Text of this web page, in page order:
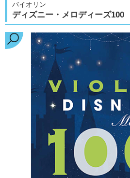
バイオリン
ディズニー・メロディーズ100